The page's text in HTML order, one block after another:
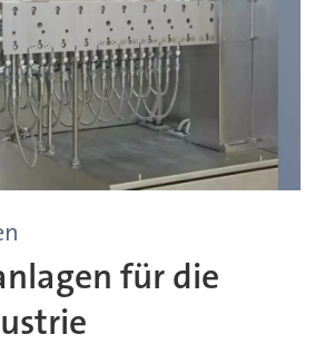
für die